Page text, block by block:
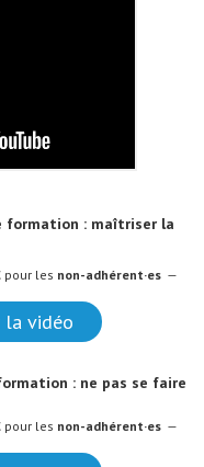
formation : maîtriser la
pour les non-adhérent·es —
la vidéo
: ne pas se faire
pour les non-adhérent·es —